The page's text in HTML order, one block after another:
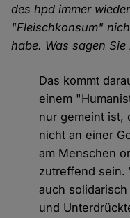
des hpd immer
"Fleischkonsum"
habe. Was sagen
Das kommt
einem
nur gemeint ist,
nicht an einer
am Menschen
zutreffend sein.
auch
und